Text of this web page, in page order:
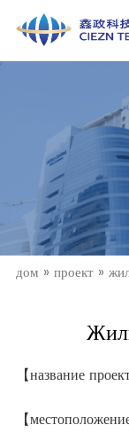
дом » проект»
【название
【